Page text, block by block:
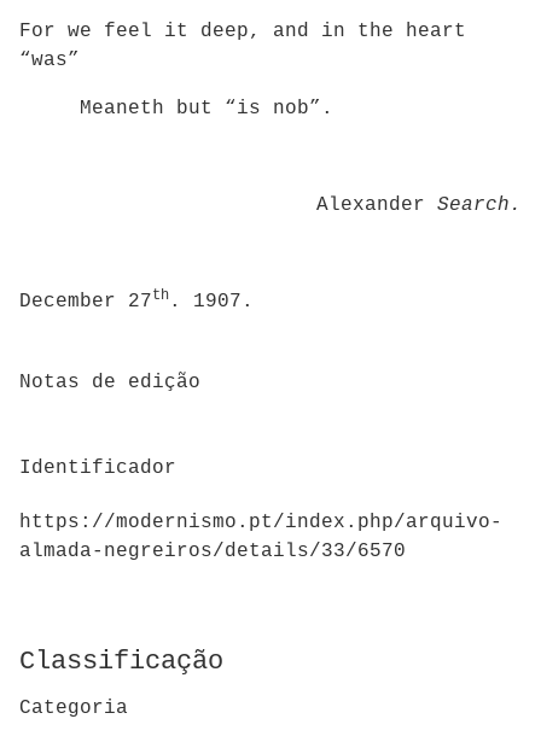
For we feel it deep, and in the heart
“was”
Meaneth but “is nob”.
Alexander Search.
December 27th . 1907.
Notas de edição
Identificador
https://modernismo.pt/index.php/arquivo-
almada-negreiros/details/33/6570
Classificação
Categoria